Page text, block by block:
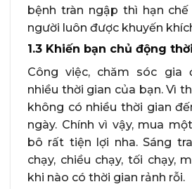
bệnh tràn ngập thì hạn
người luôn được khuyến
1.3 Khiến bạn chủ động
Công việc, chăm sóc gia
nhiều thời gian của bạn. Vì
không có nhiều thời gian
ngày. Chính vì vậy, mua
bô rất tiện lợi nha. Sáng
chạy, chiều chạy, tối chạy,
khi nào có thời gian rảnh rỗi.